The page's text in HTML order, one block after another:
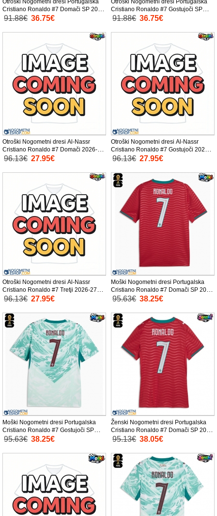
Otroški Nogometni dresi Portugalska
Cristiano Ronaldo #7 Domači SP 2026
Kratek Rokav (+ Kratke hlače)
91.88€ 36.75€
Otroški Nogometni dresi Portugalska
Cristiano Ronaldo #7 Gostujoči SP
2026 Kratek Rokav (+ Kratke hlače)
91.88€ 36.75€
Otroški Nogometni dresi Al-Nassr
Cristiano Ronaldo #7 Domači 2026-27
Kratek Rokav (+ Kratke hlače)
96.13€ 27.95€
Otroški Nogometni dresi Al-Nassr
Cristiano Ronaldo #7 Gostujoči 2026-
27 Kratek Rokav (+ Kratke hlače)
96.13€ 27.95€
Otroški Nogometni dresi Al-Nassr
Cristiano Ronaldo #7 Tretji 2026-27
Kratek Rokav (+ Kratke hlače)
96.13€ 27.95€
Moški Nogometni dresi Portugalska
Cristiano Ronaldo #7 Domači SP 2026
Kratek Rokav
95.63€ 38.25€
Moški Nogometni dresi Portugalska
Cristiano Ronaldo #7 Gostujoči SP
2026 Kratek Rokav
95.63€ 38.25€
Ženski Nogometni dresi Portugalska
Cristiano Ronaldo #7 Domači SP 2026
Kratek Rokav
95.13€ 38.05€